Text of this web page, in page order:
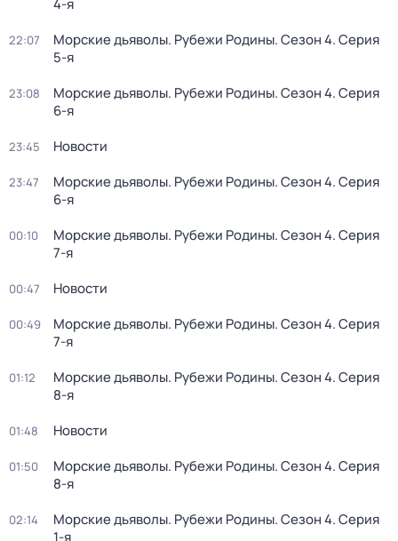
4-я
22:07 Морские дьяволы. Рубежи Родины. Сезон 4. Серия
5-я
23:08 Морские дьяволы. Рубежи Родины. Сезон 4. Серия
6-я
23:45 Новости
23:47 Морские дьяволы. Рубежи Родины. Сезон 4. Серия
6-я
00:10 Морские дьяволы. Рубежи Родины. Сезон 4. Серия
7-я
00:47 Новости
00:49 Морские дьяволы. Рубежи Родины. Сезон 4. Серия
7-я
01:12 Морские дьяволы. Рубежи Родины. Сезон 4. Серия
8-я
01:48 Новости
01:50 Морские дьяволы. Рубежи Родины. Сезон 4. Серия
8-я
02:14 Морские дьяволы. Рубежи Родины. Сезон 4. Серия
1-я